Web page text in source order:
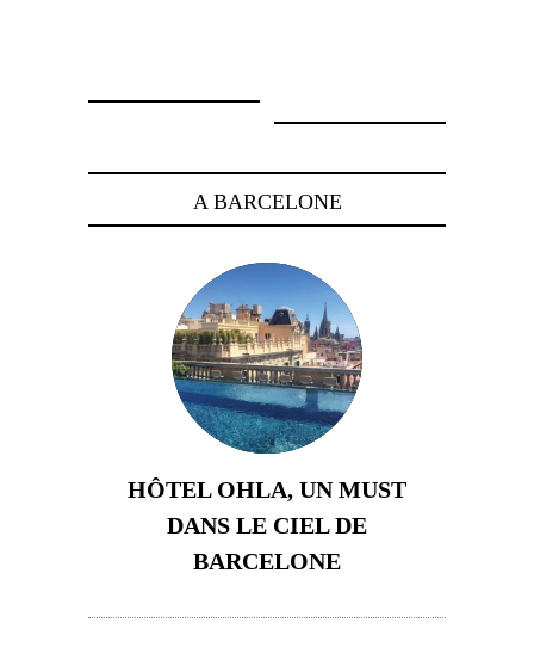
A BARCELONE
HÔTEL OHLA, UN MUST
DANS LE CIEL DE
BARCELONE